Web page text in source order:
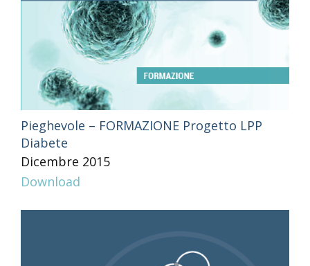
Pieghevole – FORMAZIONE Progetto LPP
Diabete
Dicembre 2015
Download